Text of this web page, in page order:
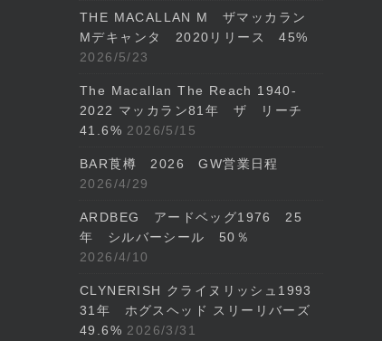
THE MACALLAN M ザマッカラン
Mデキャンタ 2020リリース 45%
2026/5/23
The Macallan The Reach 1940-
2022 マッカラン81年 ザ リーチ
41.6% 2026/5/15
BAR莨樽 2026 GW営業日程
2026/4/29
ARDBEG アードベッグ1976 25
年 シルバーシール 50％
2026/4/10
CLYNERISH クライヌリッシュ1993
31年 ホグスヘッド スリーリバーズ
49.6% 2026/3/31